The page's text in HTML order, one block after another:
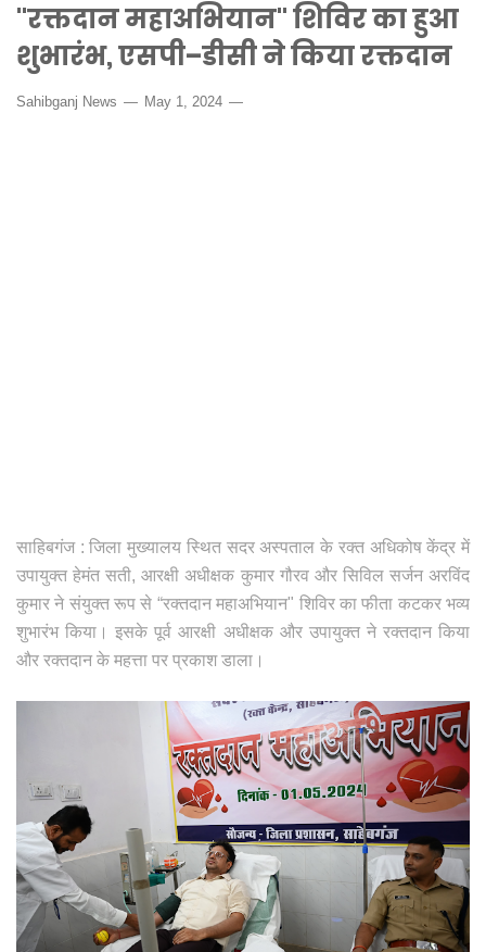
"रक्तदान महाअभियान" शिविर का हुआ
शुभारंभ, एसपी–डीसी ने किया रक्तदान
Sahibganj News May 1, 2024
साहिबगंज : जिला मुख्यालय स्थित सदर अस्पताल के रक्त अधिकोष केंद्र में
उपायुक्त हेमंत सती, आरक्षी अधीक्षक कुमार गौरव और सिविल सर्जन अरविंद
कुमार ने संयुक्त रूप से “रक्तदान महाअभियान" शिविर का फीता कटकर भव्य
शुभारंभ किया। इसके पूर्व आरक्षी अधीक्षक और उपायुक्त ने रक्तदान किया
और रक्तदान के महत्ता पर प्रकाश डाला।